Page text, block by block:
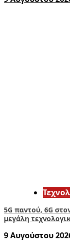
5G παντού, 6G
μεγάλη
9 Αυγούστου